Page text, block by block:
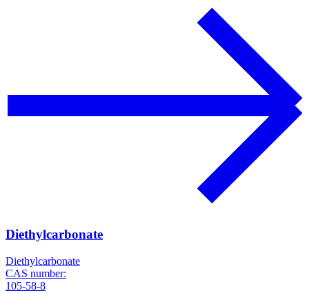
Diethylcarbonate
Diethylcarbonate
CAS number:
105-58-8